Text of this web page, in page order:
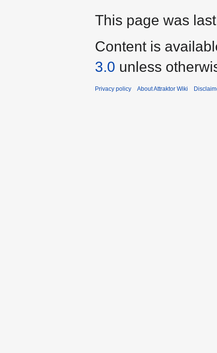
This page was
Content is
3.0 unless
Privacy policy About Attraktor Wiki